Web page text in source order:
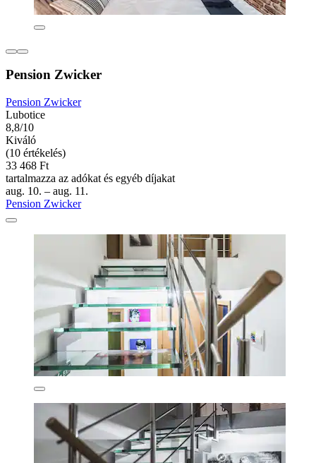
Pension Zwicker
Pension Zwicker
Lubotice
8,8/10
Kiváló
(10 értékelés)
33 468 Ft
tartalmazza az adókat és egyéb díjakat
aug. 10. – aug. 11.
Pension Zwicker